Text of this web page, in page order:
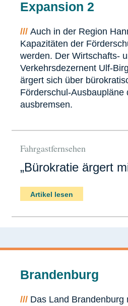
Expansion 2
/// Auch in der Region
Kapazitäten der
werden. Der Wirtschafts-
Verkehrsdezernent Ulf-
ärgert sich über
Förderschul-Ausbaupläne
ausbremsen.
Fahrgastfernsehen
„Bürokratie ärgert
Artikel lesen
Brandenburg
/// Das Land Brandenburg